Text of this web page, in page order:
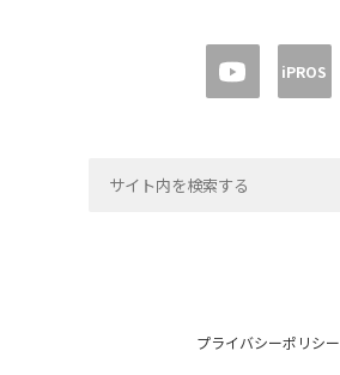
iPROS
プライバシーポリシー